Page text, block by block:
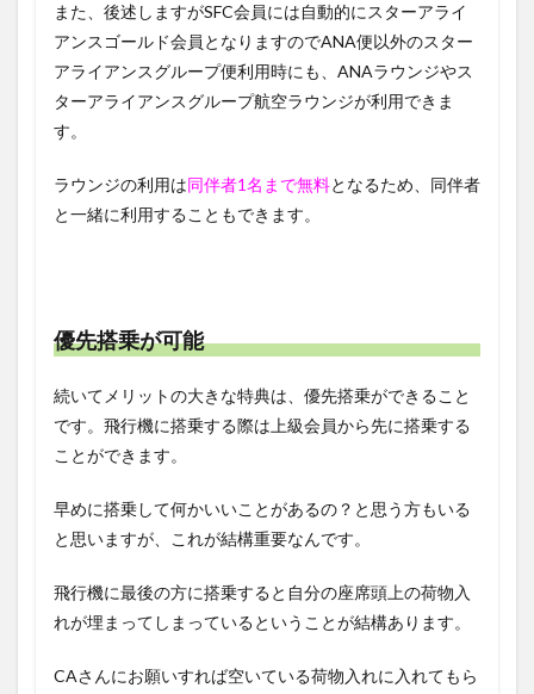
また、後述しますがSFC会員には自動的にスターアライ
アンスゴールド会員となりますのでANA便以外のスター
アライアンスグループ便利用時にも、ANAラウンジやス
ターアライアンスグループ航空ラウンジが利用できま
す。
ラウンジの利用は同伴者1名まで無料となるため、同伴者
と一緒に利用することもできます。
優先搭乗が可能
続いてメリットの大きな特典は、優先搭乗ができること
です。飛行機に搭乗する際は上級会員から先に搭乗する
ことができます。
早めに搭乗して何かいいことがあるの？と思う方もいる
と思いますが、これが結構重要なんです。
飛行機に最後の方に搭乗すると自分の座席頭上の荷物入
れが埋まってしまっているということが結構あります。
CAさんにお願いすれば空いている荷物入れに入れてもら